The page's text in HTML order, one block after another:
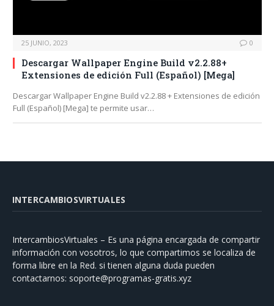
25 JUNIO, 2023 0
Descargar Wallpaper Engine Build v2.2.88+
Extensiones de edición Full (Español) [Mega]
Descargar Wallpaper Engine Build v2.2.88 + Extensiones de edición
Full (Español) [Mega] te permite usar…
INTERCAMBIOSVIRTUALES
IntercambiosVirtuales – Es una página encargada de compartir
información con vosotros, lo que compartimos se localiza de
forma libre en la Red. si tienen alguna duda pueden
contactarnos: soporte@programas-gratis.xyz